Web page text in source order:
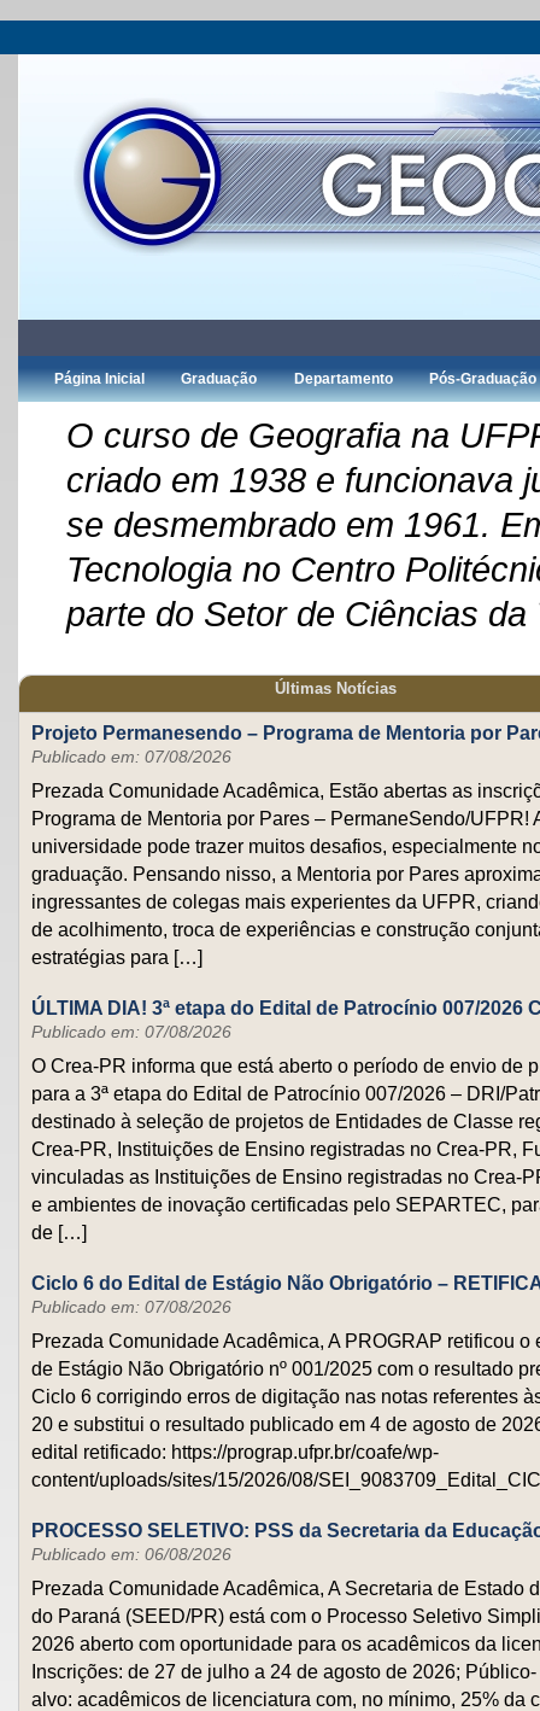
Página Inicial Graduação Departamento Pós-Graduação
O curso de Geografia na
criado em 1938 e funcionava
se desmembrado em 1961.
Tecnologia no Centro
parte do Setor de Ciências
Últimas Notícias
Projeto Permanesendo – Programa de Mentoria por
Publicado em: 07/08/2026
Prezada Comunidade Acadêmica, Estão abertas as
Programa de Mentoria por Pares – PermaneSendo/UFPR!
universidade pode trazer muitos desafios, especialmente
graduação. Pensando nisso, a Mentoria por Pares
ingressantes de colegas mais experientes da UFPR,
de acolhimento, troca de experiências e construção
estratégias para […]
ÚLTIMA DIA! 3ª etapa do Edital de Patrocínio 007/2026
Publicado em: 07/08/2026
O Crea-PR informa que está aberto o período de envio de
para a 3ª etapa do Edital de Patrocínio 007/2026 – DRI/
destinado à seleção de projetos de Entidades de Classe
Crea-PR, Instituições de Ensino registradas no Crea-PR,
vinculadas as Instituições de Ensino registradas no Crea-
e ambientes de inovação certificadas pelo SEPARTEC,
de […]
Ciclo 6 do Edital de Estágio Não Obrigatório –
Publicado em: 07/08/2026
Prezada Comunidade Acadêmica, A PROGRAP retificou o
de Estágio Não Obrigatório nº 001/2025 com o resultado
Ciclo 6 corrigindo erros de digitação nas notas referentes
20 e substitui o resultado publicado em 4 de agosto de
edital retificado: https://prograp.ufpr.br/coafe/wp-
content/uploads/sites/15/2026/08/
PROCESSO SELETIVO: PSS da Secretaria da
Publicado em: 06/08/2026
Prezada Comunidade Acadêmica, A Secretaria de Estado
do Paraná (SEED/PR) está com o Processo Seletivo
2026 aberto com oportunidade para os acadêmicos da
Inscrições: de 27 de julho a 24 de agosto de 2026; Público-
alvo: acadêmicos de licenciatura com, no mínimo, 25% da